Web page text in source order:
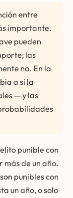
entre
importante.
pueden
las
no. En la
a si la
— y las
punible con
de un año.
punibles con
un año, o solo